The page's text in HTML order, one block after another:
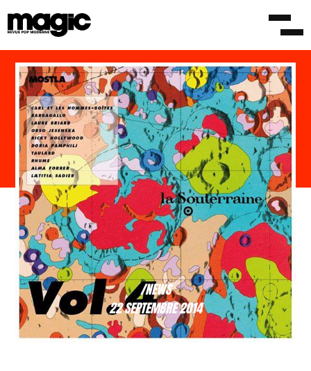
/NEWS
22 SEPTEMBRE 2014